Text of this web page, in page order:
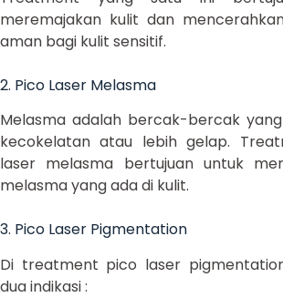
meremajakan kulit dan
aman bagi kulit sensitif.
2. Pico Laser Melasma
Melasma adalah bercak-bercak
kecokelatan atau lebih gelap.
laser melasma bertujuan untuk
melasma yang ada di kulit.
3. Pico Laser Pigmentation
Di treatment pico laser
dua indikasi :